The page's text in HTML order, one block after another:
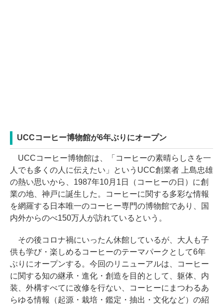
UCCコーヒー博物館が6年ぶりにオープン
UCCコーヒー博物館は、「コーヒーの素晴らしさを一
人でも多くの人に伝えたい」というUCC創業者 上島忠雄
の熱い思いから、1987年10月1日（コーヒーの日）に創
業の地、神戸に誕生した。コーヒーに関する多彩な情報
を網羅する日本唯一のコーヒー専門の博物館であり、国
内外からのべ150万人が訪れているという。
その後コロナ禍にいったん休館しているが、大人も子
供も学び・楽しめるコーヒーのテーマパークとして6年
ぶりにオープンする。今回のリニューアルは、コーヒー
に関する知の継承・進化・創造を目的として、躯体、内
装、外構すべてに改修を行ない、コーヒーにまつわるあ
らゆる情報（起源・栽培・鑑定・抽出・文化など）の紹